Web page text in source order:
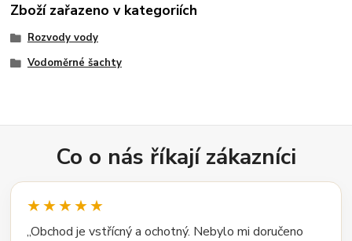
Zboží zařazeno v kategoriích
Rozvody vody
Vodoměrné šachty
Co o nás říkají zákazníci
★★★★★
„Obchod je vstřícný a ochotný. Nebylo mi doručeno